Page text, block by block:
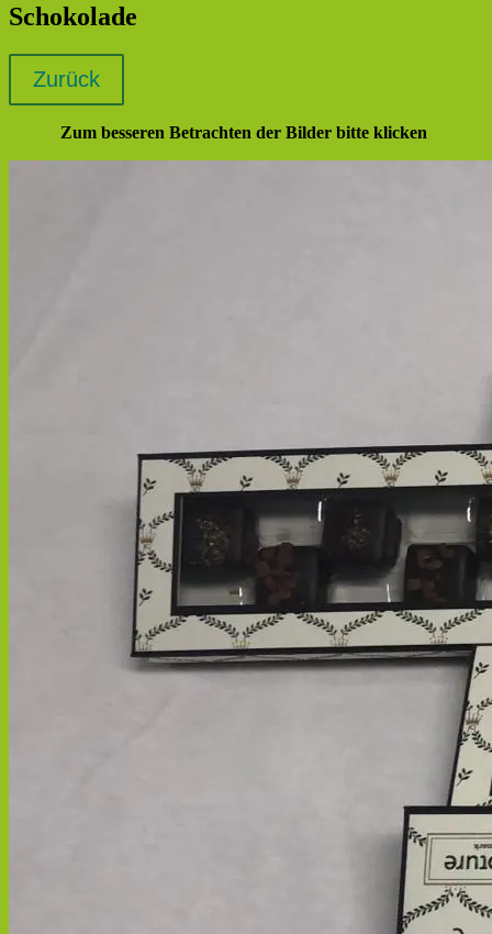
Schokolade
Zum besseren Betrachten der Bilder bitte klicken